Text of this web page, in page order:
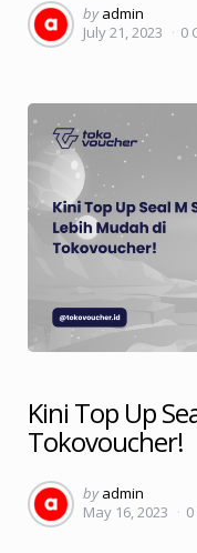
Posted
by
by admin
July 21, 2023
0
Kini Top Up
Tokovoucher!
Posted
by
by admin
May 16, 2023
0